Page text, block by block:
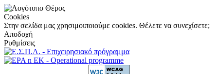
Cookies
Στην σελίδα μας χρησιμοιποιούμε cookies. Θέλετε να συνεχίσετε;
Αποδοχή
Ρυθμίσεις